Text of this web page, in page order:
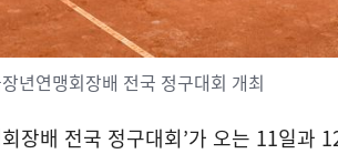
년연맹회장배 전국 정구대회 개최
장배 전국 정구대회’가 오는 11일과